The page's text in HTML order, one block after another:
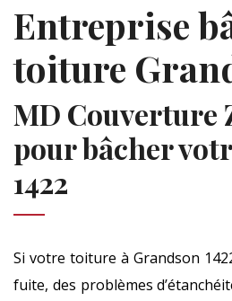
Entreprise
toiture
MD Couverture
pour bâcher
1422
Si votre toiture à Grandson
fuite, des problèmes